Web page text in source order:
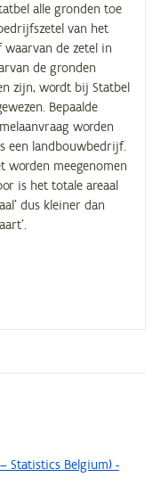
alle gronden toe
van het
de zetel in
de gronden
zijn, wordt bij Statbel
Bepaalde
worden
een landbouwbedrijf.
worden meegenomen
is het totale areaal
dus kleiner dan
Statistics Belgium) -